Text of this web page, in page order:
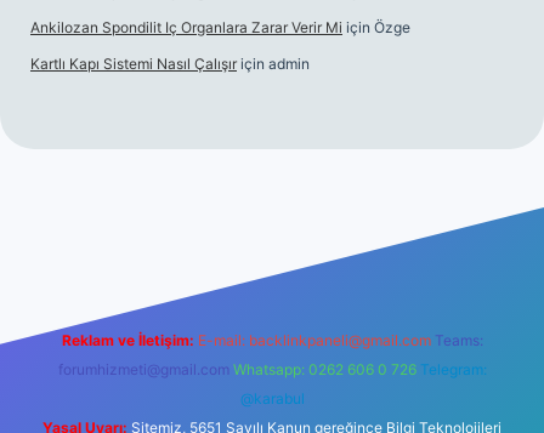
Ankilozan Spondilit Iç Organlara Zarar Verir Mi için Özge
Kartlı Kapı Sistemi Nasıl Çalışır için admin
Reklam ve İletişim: E-mail: backlinkpaneli@gmail.com Teams:
forumhizmeti@gmail.com Whatsapp: 0262 606 0 726 Telegram:
@karabul
Yasal Uyarı: Sitemiz, 5651 Sayılı Kanun gereğince Bilgi Teknolojileri